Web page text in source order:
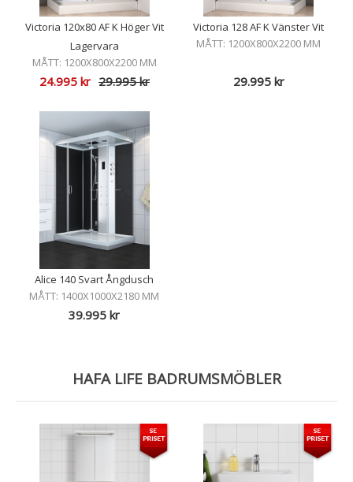
Victoria 120x80 AF K Höger Vit
Lagervara
MÅTT: 1200X800X2200 MM
24.995kr 29.995kr
Victoria 128 AF K Vänster Vit
MÅTT: 1200X800X2200 MM
29.995kr
Alice 140 Svart Ångdusch
MÅTT: 1400X1000X2180 MM
39.995 kr
HAFA LIFE BADRUMSMÖBLER